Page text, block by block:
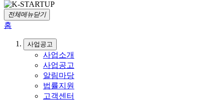
전체메뉴닫기
홈
사업공고
사업소개
사업공고
알림마당
법률지원
고객센터